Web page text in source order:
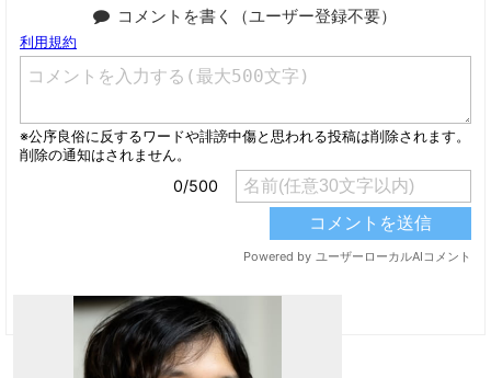
コメントを書く（ユーザー登録不要）